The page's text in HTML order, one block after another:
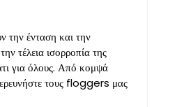
την ένταση και την
τέλεια ισορροπία της
για όλους. Από κομψά
τους floggers μας